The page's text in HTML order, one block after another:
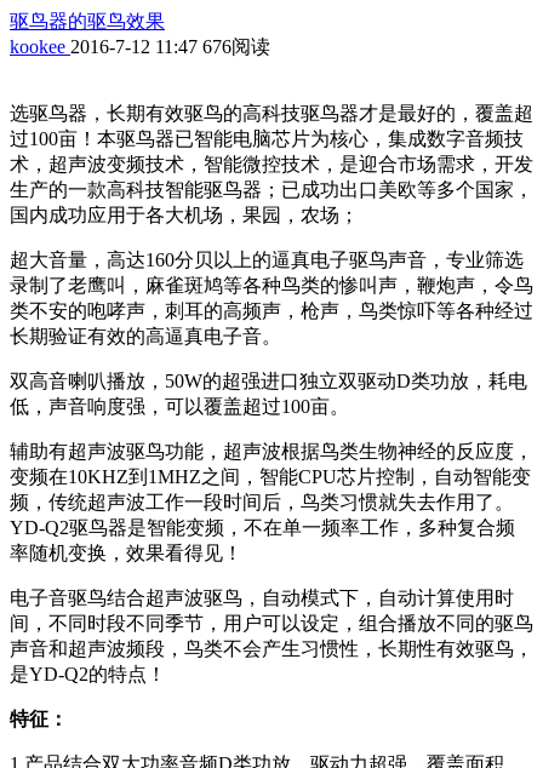
驱鸟器的驱鸟效果
kookee 2016-7-12 11:47 676阅读
选驱鸟器，长期有效驱鸟的高科技驱鸟器才是最好的，覆盖超
过100亩！本驱鸟器已智能电脑芯片为核心，集成数字音频技
术，超声波变频技术，智能微控技术，是迎合市场需求，开发
生产的一款高科技智能驱鸟器；已成功出口美欧等多个国家，
国内成功应用于各大机场，果园，农场；
超大音量，高达160分贝以上的逼真电子驱鸟声音，专业筛选
录制了老鹰叫，麻雀斑鸠等各种鸟类的惨叫声，鞭炮声，令鸟
类不安的咆哮声，刺耳的高频声，枪声，鸟类惊吓等各种经过
长期验证有效的高逼真电子音。
双高音喇叭播放，50W的超强进口独立双驱动D类功放，耗电
低，声音响度强，可以覆盖超过100亩。
辅助有超声波驱鸟功能，超声波根据鸟类生物神经的反应度，
变频在10KHZ到1MHZ之间，智能CPU芯片控制，自动智能变
频，传统超声波工作一段时间后，鸟类习惯就失去作用了。
YD-Q2驱鸟器是智能变频，不在单一频率工作，多种复合频
率随机变换，效果看得见！
电子音驱鸟结合超声波驱鸟，自动模式下，自动计算使用时
间，不同时段不同季节，用户可以设定，组合播放不同的驱鸟
声音和超声波频段，鸟类不会产生习惯性，长期性有效驱鸟，
是YD-Q2的特点！
特征：
1 产品结合双大功率音频D类功放，驱动力超强，覆盖面积